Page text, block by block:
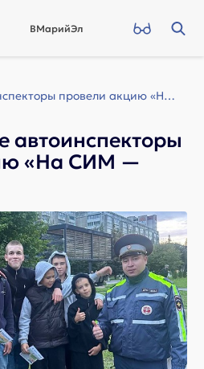
ВМарийЭл
В Йошкар-Оле автоинспекторы провели акцию «На СИМ — безопасно!»
«На СИМ —